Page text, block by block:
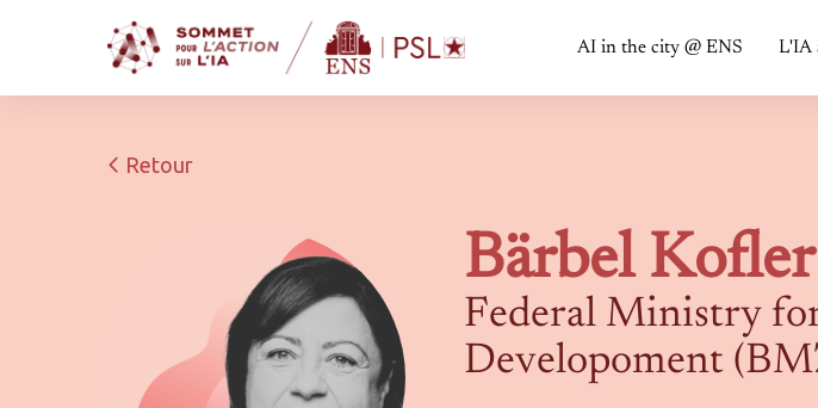
AI in the city @ ENS L'IA
Retour
Bärbel Kofler
Federal Ministry
Developoment